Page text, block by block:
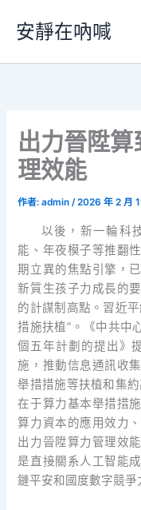
要
安靜在吶喊
出力晉陞
理效能
作者:admin/2026 年 2 月
以後，新一輪科
能、年夜模子等推翻
期立異的焦點引擎，
新質生孩子力成長的
的計謀制高點。習近
措施扶植”。《中共中
個五年計劃的提出》
施，推動信息通訊收
舉措措施等扶植和集
在于算力基本舉措措
算力資本的應用效力
出力晉陞算力管理效
是直接關系人工智能
鏈平安和國度數字競爭